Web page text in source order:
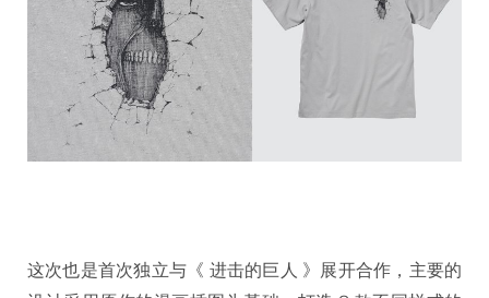
这次也是首次独立与《 进击的巨人 》展开合作，主要的